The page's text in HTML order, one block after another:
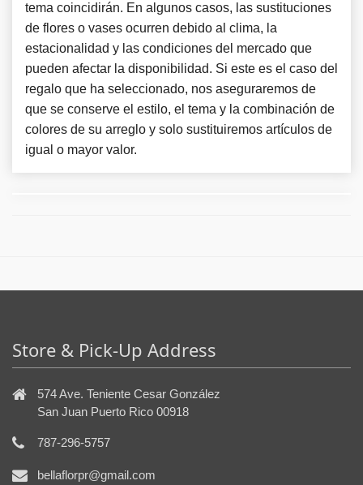
tema coincidirán. En algunos casos, las sustituciones
de flores o vases ocurren debido al clima, la
estacionalidad y las condiciones del mercado que
pueden afectar la disponibilidad. Si este es el caso del
regalo que ha seleccionado, nos aseguraremos de
que se conserve el estilo, el tema y la combinación de
colores de su arreglo y solo sustituiremos artículos de
igual o mayor valor.
Store & Pick-Up Address
574 Ave. Teniente Cesar González
San Juan Puerto Rico 00918
787-296-5757
bellaflorpr@gmail.com